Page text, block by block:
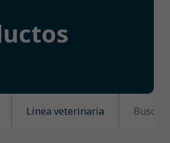
Línea veterinaria